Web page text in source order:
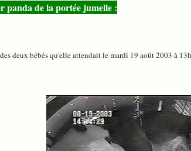
panda de la portée jumelle :
deux bébés qu'elle attendait le mardi 19 août 2003 à